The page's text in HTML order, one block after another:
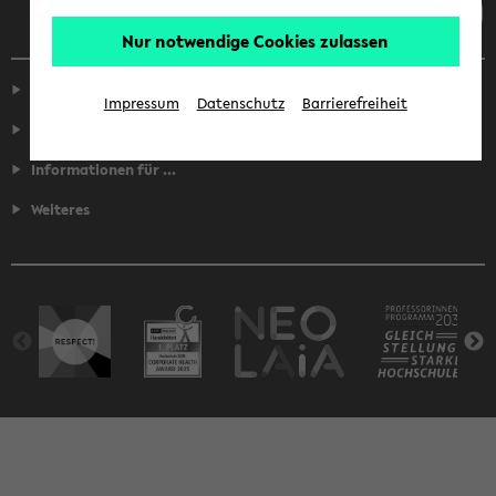
Informationen für ...
Weiteres
Nur notwendige Cookies zulassen
Impressum Datenschutz Barrierefreiheit